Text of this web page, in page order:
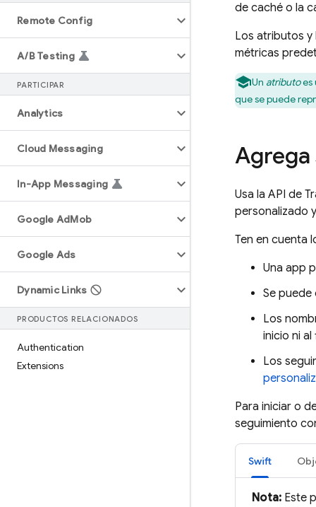
Remote Config
A/B Testing
PARTICIPAR
Analytics
Cloud Messaging
In-App Messaging
Google AdMob
Google Ads
Dynamic Links
PRODUCTOS RELACIONADOS
Authentication
Extensions
de caché o la
Los atributos y
métricas
Un atributoes
que se puede
Agrega
Usa la API de
personalizado
Ten en cuenta
Una app
Se puede
Los
inicio ni
Los
Para iniciar o
seguimiento
Swift
Nota: Este